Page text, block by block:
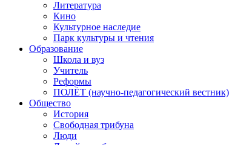
Литература
Кино
Культурное наследие
Парк культуры и чтения
Образование
Школа и вуз
Учитель
Реформы
ПОЛЁТ (научно-педагогический вестник)
Общество
История
Свободная трибуна
Люди